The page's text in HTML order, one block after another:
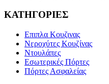
ΚΑΤΗΓΟΡΙΕΣ
Επιπλα Κουζινας
Νεροχύτες Κουζίνας
Ντουλάπες
Εσωτερικές Πόρτες
Πόρτες Ασφαλείας